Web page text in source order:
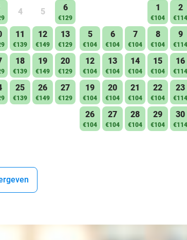
4 5 6
€129
11
€139
12
€149
13
€129
18
€139
19
€149
20
€129
25
€139
26
€149
27
€129
1
€104
2
€114
5
€104
6
€104
7
€104
8
€104
9
€114
12
€104
13
€104
14
€104
15
€104
16
€114
19
€104
20
€104
21
€104
22
€104
23
€114
26
€104
27
€104
28
€104
29
€104
30
€114